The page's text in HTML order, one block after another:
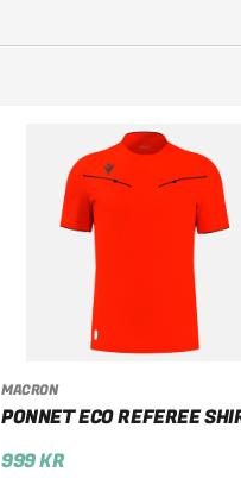
MACRON
PONNET ECO REFEREE
999KR
VÄLJ ALTERNATIV